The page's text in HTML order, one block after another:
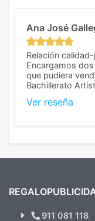
Ana José
Relación
Encargamos
que pudiera
Bachillerato
diferencia, con
Ver reseña
¿Quieres
Novedades
911 081 118